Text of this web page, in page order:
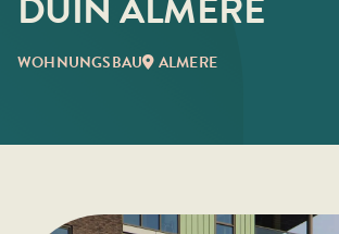
WOHNUNGSBAU ALMERE